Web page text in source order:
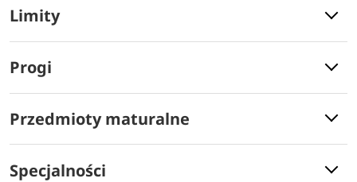
Limity
Progi
Przedmioty maturalne
Specjalności